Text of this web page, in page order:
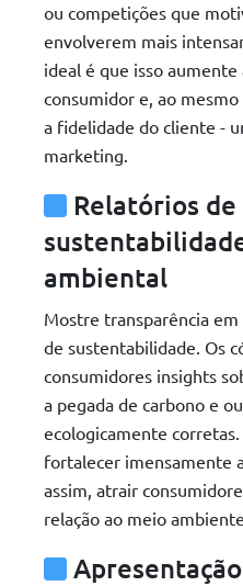
Relatórios de
ambiental
Mostre transparência em
de sustentabilidade. Os
consumidores insights
a pegada de carbono e
ecologicamente
fortalecer imensamente
assim, atrair
relação ao meio
ou competições que
envolverem mais
ideal é que isso
consumidor e, ao
a fidelidade do cliente -
marketing.